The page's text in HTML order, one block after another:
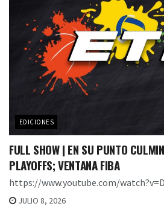
EDICIONES
FULL SHOW | EN SU PUNTO
PLAYOFFS; VENTANA FIBA
https://www.youtube.com/
JULIO 8, 2026